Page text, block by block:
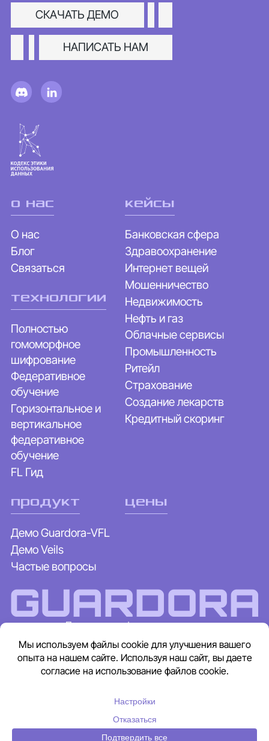
СКАЧАТЬ ДЕМО
НАПИСАТЬ НАМ
о нас
О нас
Блог
Связаться
технологии
Полностью
гомоморфное
шифрование
Федеративное
обучение
Горизонтальное и
вертикальное
федеративное
обучение
FL Гид
кейсы
Банковская сфера
Здравоохранение
Интернет вещей
Мошенничество
Недвижимость
Нефть и газ
Облачные сервисы
Промышленность
Ритейл
Страхование
Создание лекарств
Кредитный скоринг
продукт
Демо Guardora-VFL
Демо Veils
Частые вопросы
цены
GUARDORA
Политика конфиденциальности
Включена в отчёт The Business Research Company
(openPR)
© 2024 - 2026 Guardora. Все права защищены